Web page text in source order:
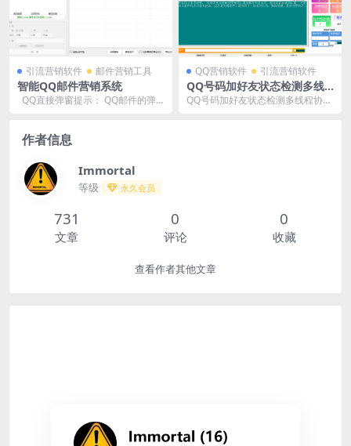
引流营销软件 邮件营销工具
智能QQ邮件营销系统
QQ直接弹窗提示： QQ邮件的弹
QQ营销软件 引流营销软件
QQ号码加好友状态检测多线
程协议软件
QQ号码加好友状态检测多线程协议
作者信息
Immortal
等级 永久会员
731
文章
0
评论
0
收藏
查看作者其他文章